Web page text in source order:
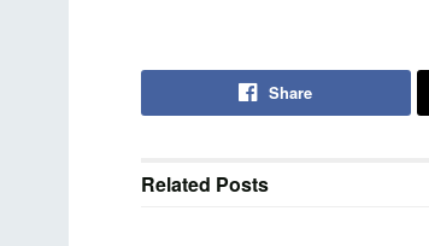
Share
Related Posts